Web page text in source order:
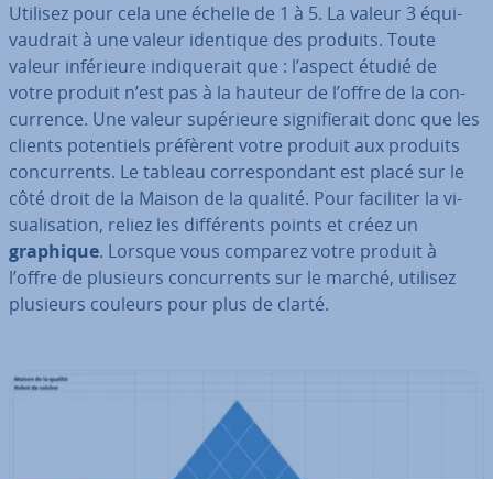
Utilisez pour cela une échelle de 1 à 5. La valeur 3 équi­
vau­drait à une valeur identique des produits. Toute
valeur in­fé­rieure in­di­que­rait que : l’aspect étudié de
votre produit n’est pas à la hauteur de l’offre de la con­
cur­rence. Une valeur su­pé­rieure sig­ni­fie­rait donc que les
clients po­ten­tiels préfèrent votre produit aux produits
con­cur­rents. Le tableau cor­res­pon­dant est placé sur le
côté droit de la Maison de la qualité. Pour faciliter la vi­
sua­li­sa­tion, reliez les dif­fé­rents points et créez un
graphique. Lorsque vous comparez votre produit à
l’offre de plusieurs con­cur­rents sur le marché, utilisez
plusieurs couleurs pour plus de clarté.